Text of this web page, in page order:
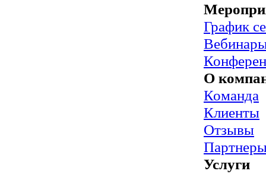
График
О
Команда
Клиенты
Отзывы
Услуги